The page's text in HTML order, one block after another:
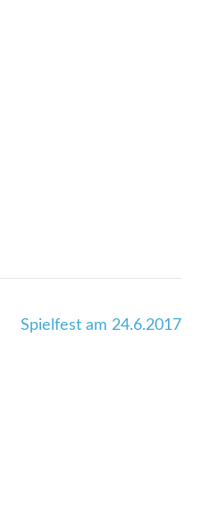
Spielfest am 24.6.2017